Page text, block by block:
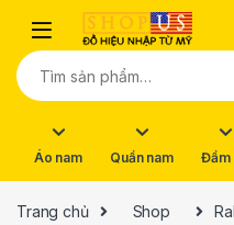
Skip to navigation
Skip to content
Tìm kiếm:
Áo nam Quần nam Đầm
Trang chủ Shop